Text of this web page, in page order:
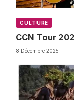
CULTURE
CCN Tour
8 Décembre 2025